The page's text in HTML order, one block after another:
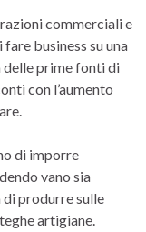
commerciali e
business su una
delle prime fonti di
con l’aumento
di imporre
vano sia
produrre sulle
artigiane.